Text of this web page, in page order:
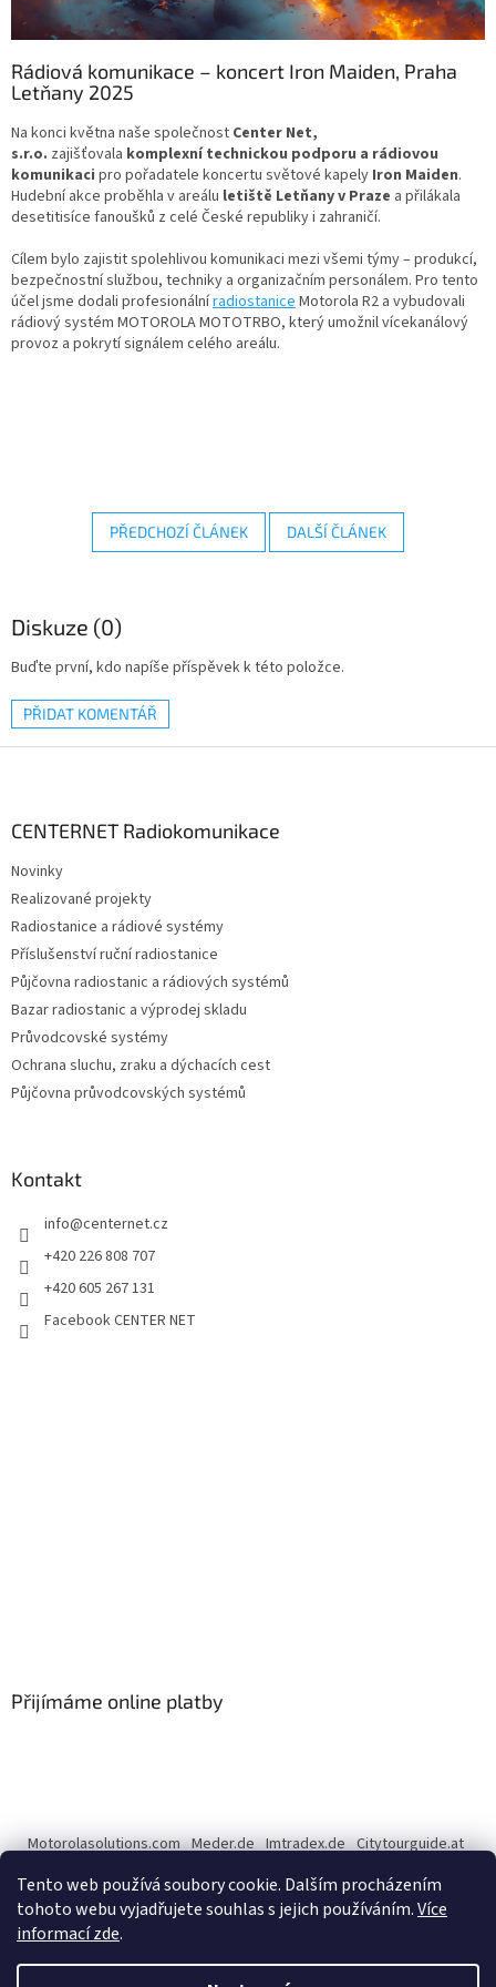
Tento web používá soubory cookie. Dalším procházením
tohoto webu vyjadřujete souhlas s jejich používáním.Více
informací zde.
Rádiová komunikace – koncert Iron Maiden, Praha
Letňany 2025
Na konci května naše společnost Center Net,
s.r.o. zajišťovala komplexní technickou podporu a rádiovou
komunikaci pro pořadatele koncertu světové kapely Iron Maiden.
Hudební akce proběhla v areálu letiště Letňany v Praze a přilákala
desetitisíce fanoušků z celé České republiky i zahraničí.
Cílem bylo zajistit spolehlivou komunikaci mezi všemi týmy – produkcí,
bezpečnostní službou, techniky a organizačním personálem. Pro tento
účel jsme dodali profesionálníradiostaniceMotorola R2 a vybudovali
rádiový systém MOTOROLA MOTOTRBO, který umožnil vícekanálový
provoz a pokrytí signálem celého areálu.
PŘEDCHOZÍ ČLÁNEK DALŠÍ ČLÁNEK
Diskuze (0)
Buďte první, kdo napíše příspěvek k této položce.
PŘIDAT KOMENTÁŘ
CENTERNET Radiokomunikace
Novinky
Realizované projekty
Radiostanice a rádiové systémy
Příslušenství ruční radiostanice
Půjčovna radiostanic a rádiových systémů
Bazar radiostanic a výprodej skladu
Průvodcovské systémy
Ochrana sluchu, zraku a dýchacích cest
Půjčovna průvodcovských systémů
Kontakt
info@centernet.cz
+420 226 808 707
+420 605 267 131
Facebook CENTER NET
Přijímáme online platby
Motorolasolutions.com Meder.de Imtradex.de Citytourguide.at